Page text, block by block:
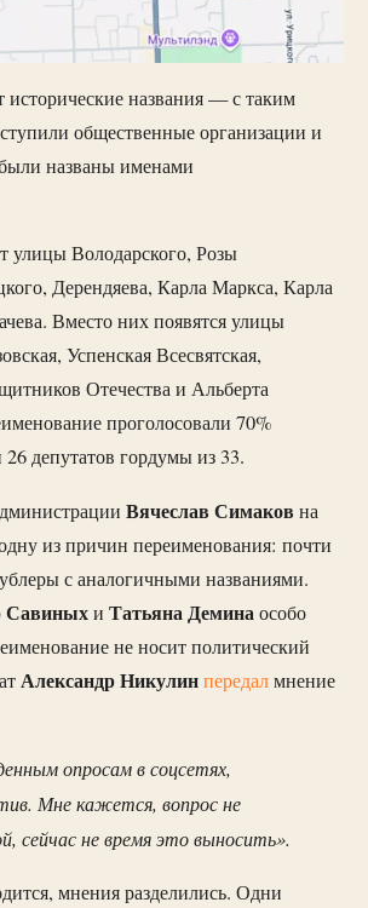
исторические названия — с таким
общественные организации и
названы именами
улицы Володарского, Розы
Дерендяева, Карла Маркса, Карла
Вместо них появятся улицы
Успенская Всесвятская,
Отечества и Альберта
проголосовали 70%
депутатов гордумы из 33.
Вячеслав Симаков на
из причин переименования: почти
с аналогичными названиями.
Савиныхи Татьяна Деминаособо
не носит политический
Александр Никулинпередалмнение
опросам в соцсетях,
Мне кажется, вопрос не
сейчас не время это выносить».
мнения разделились. Одни